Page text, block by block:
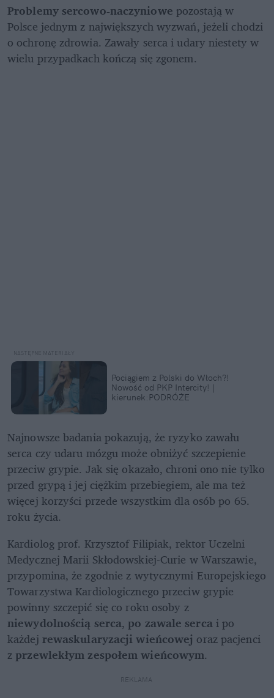
Problemy sercowo-naczyniowe pozostają w
Polsce jednym z największych wyzwań, jeżeli chodzi
o ochronę zdrowia. Zawały serca i udary niestety w
wielu przypadkach kończą się zgonem.
Pociągiem z Polski do Włoch?!
Nowość od PKP Intercity! |
kierunek:PODRÓŻE
Najnowsze badania pokazują, że ryzyko zawału
serca czy udaru mózgu może obniżyć szczepienie
przeciw grypie. Jak się okazało, chroni ono nie tylko
przed grypą i jej ciężkim przebiegiem, ale ma też
więcej korzyści przede wszystkim dla osób po 65.
roku życia.
Kardiolog prof. Krzysztof Filipiak, rektor Uczelni
Medycznej Marii Skłodowskiej-Curie w Warszawie,
przypomina, że zgodnie z wytycznymi Europejskiego
Towarzystwa Kardiologicznego przeciw grypie
powinny szczepić się co roku osoby z
niewydolnością serca, po zawale serca i po
każdej rewaskularyzacji wieńcowej oraz pacjenci
z przewlekłym zespołem wieńcowym.
REKLAMA